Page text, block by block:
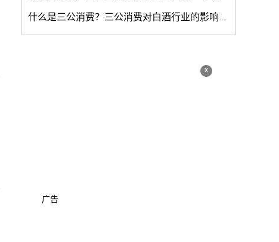
什么是三公消费？三公消费对白酒行业的影响大吗？
x
广告